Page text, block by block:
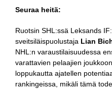
Seuraa heitä:
Ruotsin SHL:ssä Leksands
sveitsiläispuolustaja Lian
NHL:n varaustilaisuudessa
varattavien pelaajien
loppukautta ajatellen
rankingeissa, mikäli tämä